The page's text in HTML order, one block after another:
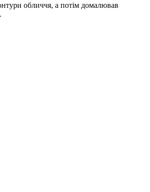
обличчя, а потім домалював